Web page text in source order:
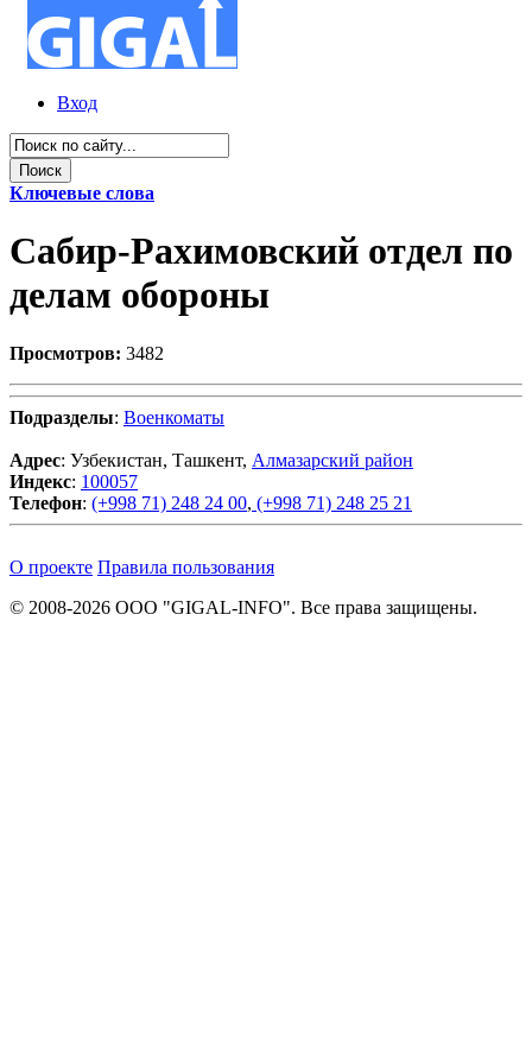
Вход
Ключевые слова
Сабир-Рахимовский отдел по
делам обороны
Просмотров: 3482
Подразделы: Военкоматы
Адрес: Узбекистан, Ташкент, Алмазарский район
Индекс: 100057
Телефон: (+998 71) 248 24 00, (+998 71) 248 25 21
О проекте Правила пользования
© 2008-2026 ООО "GIGAL-INFO". Все права защищены.